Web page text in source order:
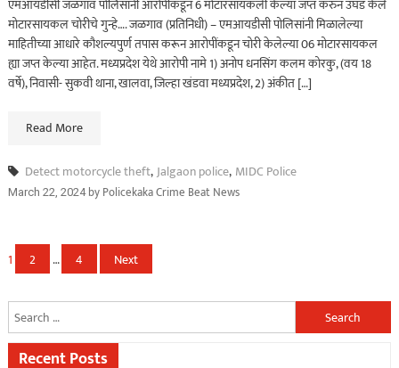
एमआयडीसी जळगाव पोलिसांनी आरोपींकडून 6 मोटारसायकली केल्या जप्त करुन उघड केले
मोटारसायकल चोरीचे गुन्हे…. जळगाव (प्रतिनिधी) – एमआयडीसी पोलिसांनी मिळालेल्या
माहितीच्या आधारे कौशल्यपुर्ण तपास करून आरोपींकडून चोरी केलेल्या 06 मोटारसायकल
ह्या जप्त केल्या आहेत. मध्यप्रदेश येथे आरोपी नामे 1) अनोप धनसिंग कलम कोरकु, (वय 18
वर्षे), निवासी- सुकवी थाना, खालवा, जिल्हा खंडवा मध्यप्रदेश, 2) अंकीत […]
Read More
Detect motorcycle theft,Jalgaon police, MIDC Police
March 22, 2024byPolicekaka Crime Beat News
Posts
navigation
1 2 … 4 Next
Search
for:
Recent Posts